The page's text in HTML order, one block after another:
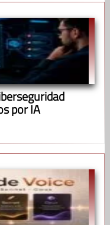
por IA